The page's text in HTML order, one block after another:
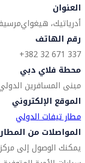
العنوان
أدرياتيك، هيغواي
رقم الهاتف
337 671 32 382+
محطة فلاي دبي
مبنى المسافرين
الموقع الإلكتروني
مطار تيفات الدولي
المواصلات من المطار
يمكنك الوصول إلى